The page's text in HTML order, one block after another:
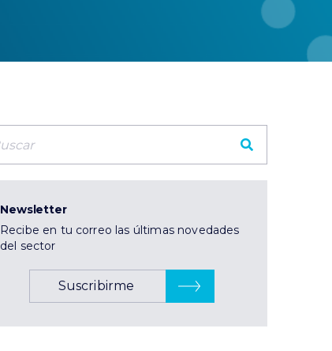
Newsletter
Recibe en tu correo las últimas novedades
del sector
Suscribirme